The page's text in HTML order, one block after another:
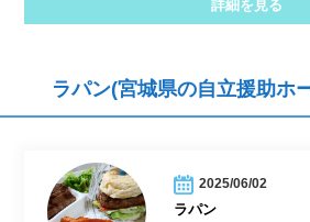
詳細を見る
ラパン(宮城県の自立援助ホ
2025/06/02
ラパン